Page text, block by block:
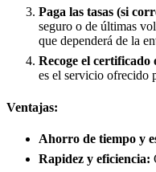
Paga las tasas (si
seguro o de últimas
que dependerá de la
Recoge el certificado
es el servicio ofrecido
Ventajas:
Ahorro de tiempo y
Rapidez y eficiencia: